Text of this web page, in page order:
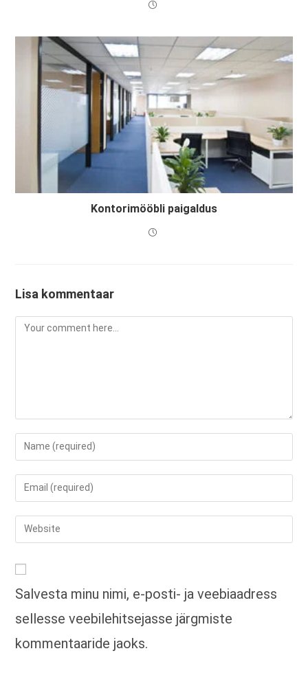
Kontorimööbli paigaldus
Lisa kommentaar
Comment
Enter
your
name
to
comment
Enter
your
email
address
comment
Enter
your
URL
(optional)
Salvesta minu nimi, e-posti- ja veebiaadress
sellesse veebilehitsejasse järgmiste
kommentaaride jaoks.